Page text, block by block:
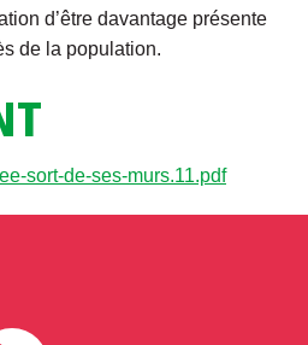
d’être davantage présente
de la population.
sort-de-ses-murs.11.pdf